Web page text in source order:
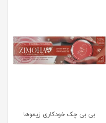
بی بی چک خودکاری زیموها